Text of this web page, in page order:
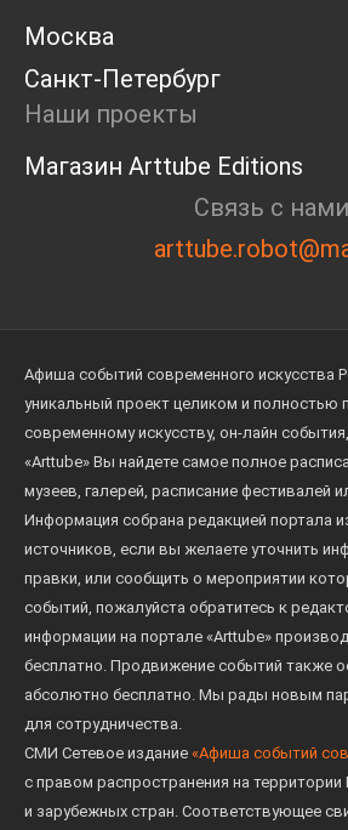
Москва
Санкт-Петербург
Наши проекты
Магазин Arttube Editions
Связь с нами
Афиша событий современного искусства
уникальный проект целиком и полностью
современному искусству, он-лайн
«Arttube» Вы найдете самое полное
музеев, галерей, расписание фестивалей
Информация собрана редакцией портала
источников, если вы желаете уточнить
правки, или сообщить о мероприятии
событий, пожалуйста обратитесь к
информации на портале «Arttube»
бесплатно. Продвижение событий также
абсолютно бесплатно. Мы рады новым
для сотрудничества.
СМИ Сетевое издание «Афиша событий
с правом распространения на
и зарубежных стран. Соответствующее